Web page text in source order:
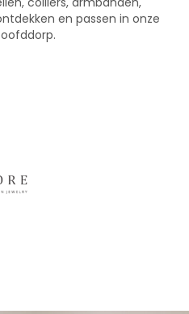
en passen in onze